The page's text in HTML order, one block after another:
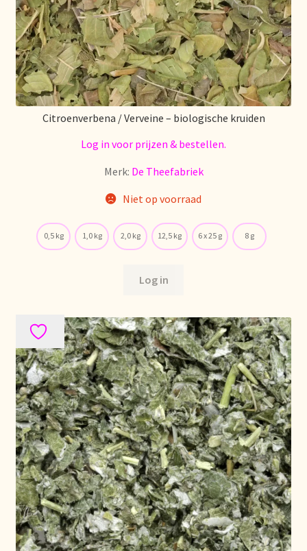
Citroenverbena / Verveine – biologische kruiden
Log in voor prijzen & bestellen.
Merk: De Theefabriek
Niet op voorraad
0,5 kg 1,0 kg 2,0 kg 12,5 kg 6 x 25 g 8 g
Log in